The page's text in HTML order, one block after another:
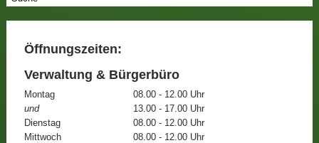
Öffnungszeiten:
Verwaltung & Bürgerbüro
Montag
08.00 - 12.00 Uhr
und
13.00 - 17.00 Uhr
Dienstag
08.00 - 12.00 Uhr
Mittwoch
08.00 - 12.00 Uhr